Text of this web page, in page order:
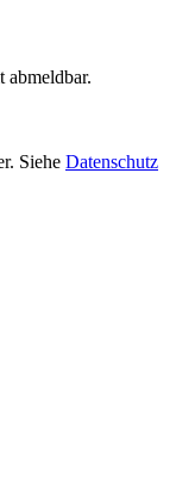
Siehe Datenschutz